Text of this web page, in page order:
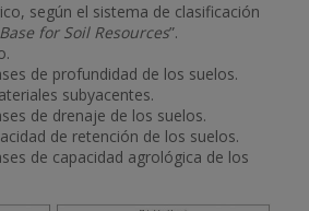
según el sistema de clasificación
for Soil Resources”.
de profundidad de los suelos.
subyacentes.
de drenaje de los suelos.
de retención de los suelos.
de capacidad agrológica de los